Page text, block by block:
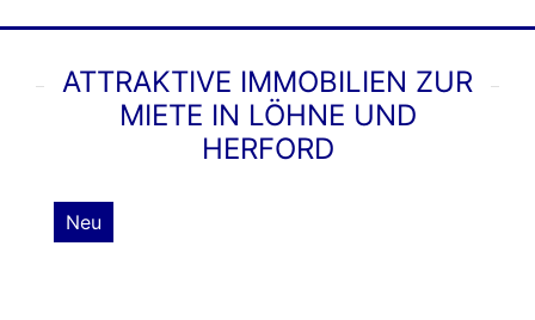
ATTRAKTIVE IMMOBILIEN ZUR
MIETE IN LÖHNE UND
HERFORD
Neu